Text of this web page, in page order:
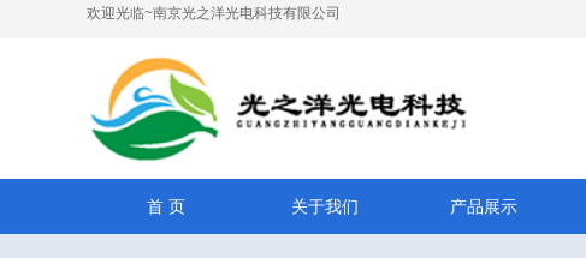
欢迎光临~南京光之洋光电科技有限公司
首 页 关于我们 产品展示